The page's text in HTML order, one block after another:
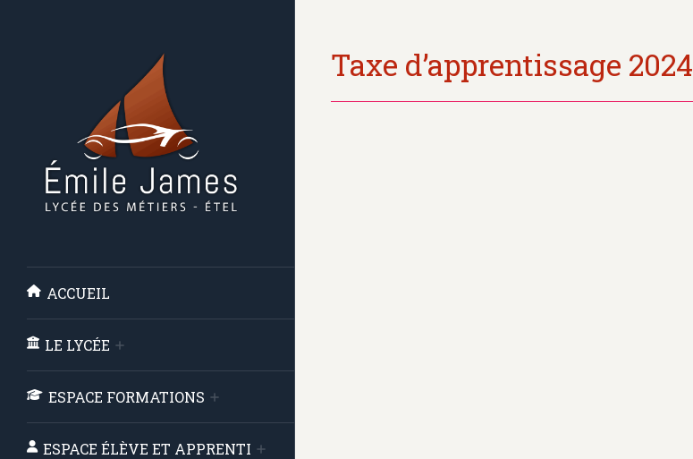
ACCUEIL
LE LYCÉE
ESPACE FORMATIONS
ESPACE ÉLÈVE ET APPRENTI
Taxe d’apprentissage 2024